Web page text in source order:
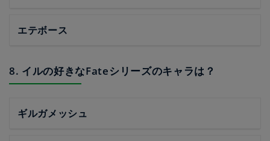
エテボース
8. イルの好きなFateシリーズのキャラは？
ギルガメッシュ